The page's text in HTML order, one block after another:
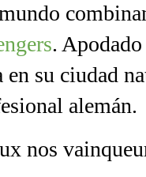
.
en su ciudad
alemán.
nos